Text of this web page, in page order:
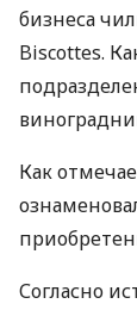
бизнеса
Biscottes.
Как
Согласно